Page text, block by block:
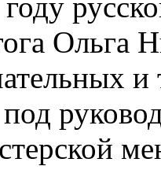
Ольга